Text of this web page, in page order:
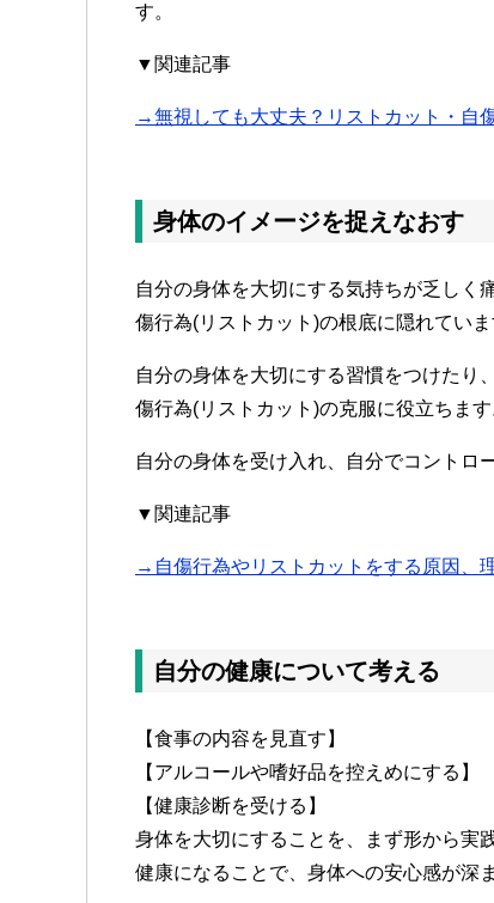
す。
▼関連記事
→無視しても大丈夫？リストカット・自
身体のイメージを捉えなおす
自分の身体を大切にする気持ちが乏しく
傷行為(リストカット)の根底に隠れていま
自分の身体を大切にする習慣をつけたり
傷行為(リストカット)の克服に役立ちます
自分の身体を受け入れ、自分でコントロ
▼関連記事
→自傷行為やリストカットをする原因、
自分の健康について考える
【食事の内容を見直す】
【アルコールや嗜好品を控えめにする】
【健康診断を受ける】
身体を大切にすることを、まず形から実
健康になることで、身体への安心感が深